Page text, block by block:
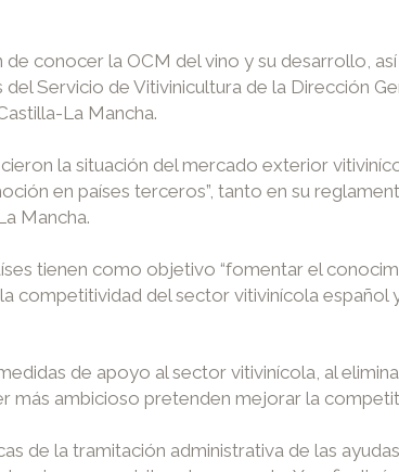
conocer la OCM del vino y su desarrollo,
Servicio de Vitivinicultura de la Dirección
La Mancha.
la situación del mercado exterior
en países terceros”, tanto en su
Mancha.
tienen como objetivo “fomentar el
competitividad del sector vitivinícola español
de apoyo al sector vitivinícola, al
más ambicioso pretenden mejorar la
de la tramitación administrativa de las